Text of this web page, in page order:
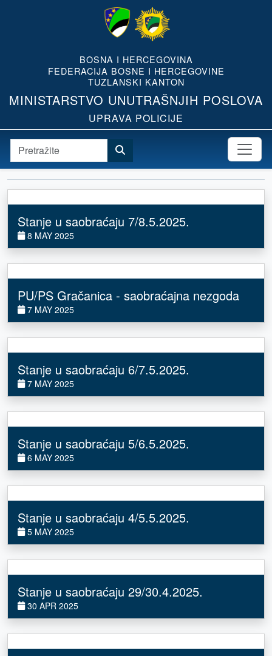
BOSNA I HERCEGOVINA
FEDERACIJA BOSNE I HERCEGOVINE
TUZLANSKI KANTON
MINISTARSTVO UNUTRAŠNJIH POSLOVA
UPRAVA POLICIJE
Stanje u saobraćaju 7/8.5.2025.
8 MAY 2025
PU/PS Gračanica - saobraćajna nezgoda
7 MAY 2025
Stanje u saobraćaju 6/7.5.2025.
7 MAY 2025
Stanje u saobraćaju 5/6.5.2025.
6 MAY 2025
Stanje u saobraćaju 4/5.5.2025.
5 MAY 2025
Stanje u saobraćaju 29/30.4.2025.
30 APR 2025